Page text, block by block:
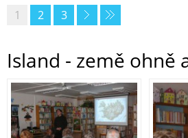
1 2 3
Island - země ohně